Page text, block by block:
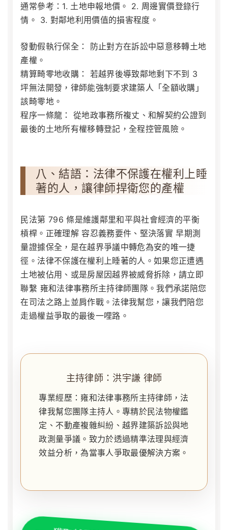
通常參考：1. 土地申報地價。 2. 周邊實價登錄行
情。 3. 對鄰地利用價值的損害程度。
發動假執行保全：
防止對方在訴訟中惡意移轉土地
產權。
精算畸零地收購：
若越界後導致鄰地剩下不到 3
坪無法開發，律師能強制要求建築人「全額收購」
該畸零地。
程序一條龍：
從地政事務所複丈、和解契約公證到
最後的土地所有權移轉登記，全程控管風險。
八、結語：法律不保護在權利上睡
著的人，讓律師捍衛您的產權
民法第 796 條是維護鄰里和平與社會經濟的平衡
槓桿。正確理解 容忍義務要件 、堅決落實早期測
量證據保全 ，是在越界爭議中轉危為安的唯一捷
徑。法律不保護在權利上睡著的人。如果您正遭遇
土地被佔用、或是房屋因越界被威脅拆除，請立即
聯繫 雍和法律事務所主持律師團隊。我們承諾陪您
在司法之路上並肩作戰。法律我幫您，讓我們陪您
走過權益爭取的最後一哩路。
主持律師：洪宇謙 律師
專業經歷：雍和法律事務所主持律師，法
律我幫您團隊主持人。專精於民法物權鑑
定、不動產複雜糾紛、越界建築訴訟與地
政測量爭議。致力於透過精準法理與經濟
效益分析，為當事人爭取最優解決方案。